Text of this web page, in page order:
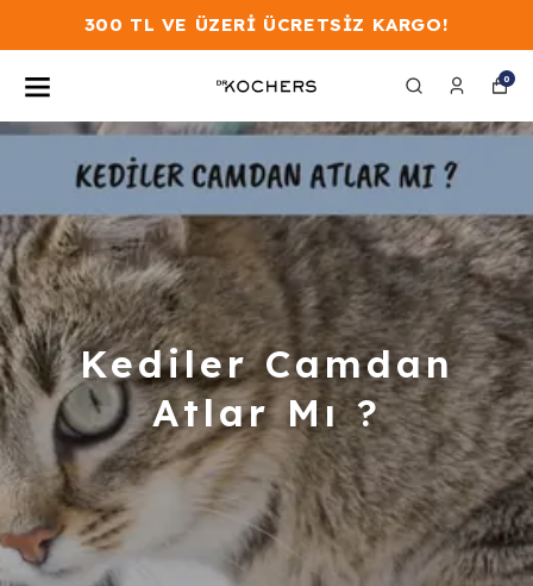
300 TL VE ÜZERİ ÜCRETSİZ KARGO!
0
Kediler Camdan
Atlar Mı ?